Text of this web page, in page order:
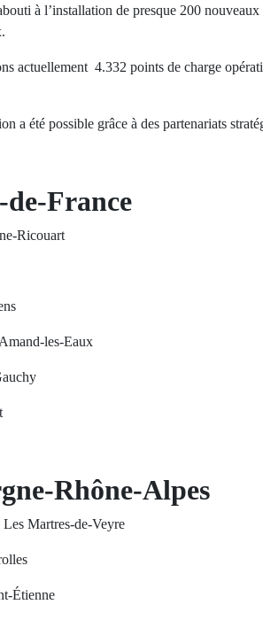
partenaires. Cette expansion a abouti à
situés dans les parkings d’espaces
actuellement 4.332 points de charge
a été possible grâce à des
France
Ricouart
les-Eaux
Rhône-Alpes
Les Martres-de-Veyre
Étienne